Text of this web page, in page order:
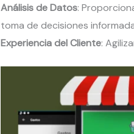
Análisis de Datos:
toma de decisiones
Experiencia del Cliente: